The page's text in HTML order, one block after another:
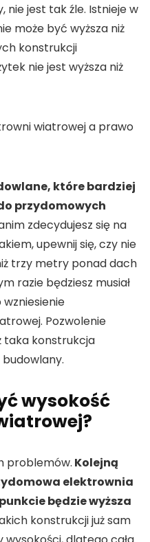
jest tak źle. Istnieje w
może być wyższa niż
konstrukcji
nie jest wyższa niż
wiatrowej a prawo
które bardziej
przydomowych
zdecydujesz się na
upewnij się, czy nie
trzy metry ponad dach
razie będziesz musiał
Pozwolenie
taka konstrukcja
wysokość
problemów. Kolejną
elektrownia
będzie wyższa
konstrukcji już sam